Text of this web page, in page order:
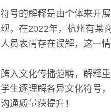
符号的解释是由个体来开
现，在2022年，杭州有某
人员表情存在误解，这一
跨入文化传播范畴，解释
学生逐理解各异文化符号
沟通质量获提升！